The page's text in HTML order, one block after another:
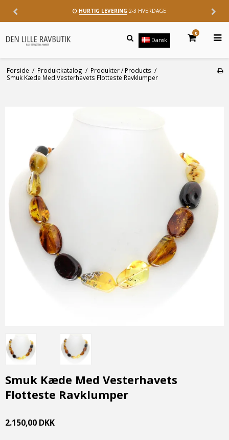
HURTIG LEVERING 2-3 HVERDAGE
Dansk
0
Forside / Produktkatalog / Produkter / Products /
Smuk Kæde Med Vesterhavets Flotteste Ravklumper
Smuk Kæde Med Vesterhavets
Flotteste Ravklumper
2.150,00 DKK